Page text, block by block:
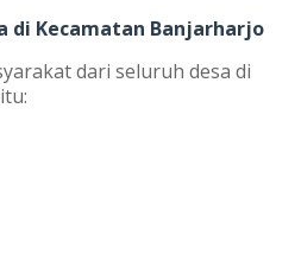
di Kecamatan Banjarharjo
dari seluruh desa di